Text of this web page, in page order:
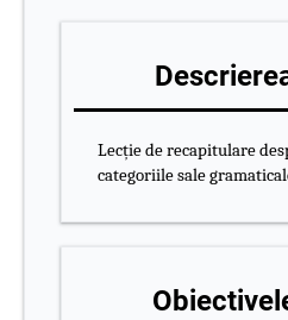
Lecție de recapitulare
categoriile sale